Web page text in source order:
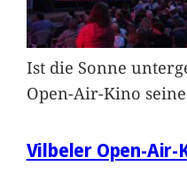
Ist die Sonne
Open-Air-Kino
Vilbeler Open-Air-